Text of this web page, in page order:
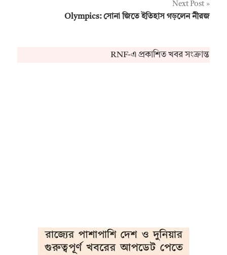
Next Post
Olympics: সোনা জিতে ইতিহাস গড়লেন নীরজ
RNF-এ প্রকাশিত খবর সংক্রান্ত